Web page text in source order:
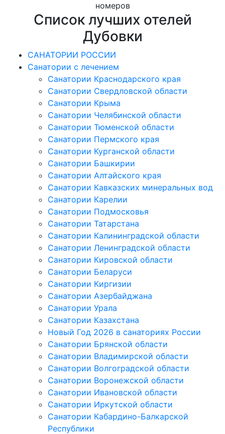
номеров
Список лучших отелей
Дубовки
САНАТОРИИ РОССИИ
Санатории с лечением
Санатории Краснодарского края
Санатории Свердловской области
Санатории Крыма
Санатории Челябинской области
Санатории Тюменской области
Санатории Пермского края
Санатории Курганской области
Санатории Башкирии
Санатории Алтайского края
Санатории Кавказских минеральных вод
Санатории Карелии
Санатории Подмосковья
Санатории Татарстана
Санатории Калининградской области
Санатории Ленинградской области
Санатории Кировской области
Санатории Беларуси
Санатории Киргизии
Санатории Азербайджана
Санатории Урала
Санатории Казахстана
Новый Год 2026 в санаториях России
Санатории Брянской области
Санатории Владимирской области
Санатории Волгоградской области
Санатории Воронежской области
Санатории Ивановской области
Санатории Иркутской области
Санатории Кабардино-Балкарской
Республики